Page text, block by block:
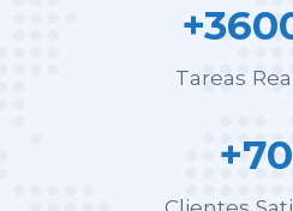
Tareas